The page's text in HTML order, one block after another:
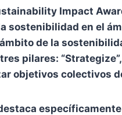
Impact
sostenibilidad en el
de la
pilares:
objetivos colectivos